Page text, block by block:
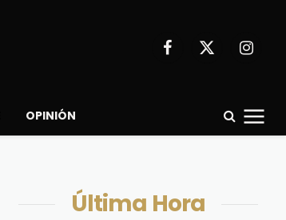
Facebook
X
OPINIÓN
Última Hora